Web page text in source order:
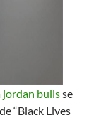
jordan bullsse
“Black Lives